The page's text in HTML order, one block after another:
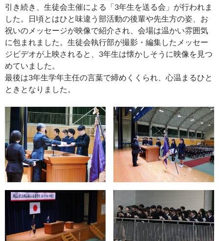
引き続き、生徒会主催による「3年生を送る会」が行われま
した。日頃とはひと味違う部活動の後輩や先生方の姿、お
祝いのメッセージが映像で紹介され、会場は温かい雰囲気
に包まれました。生徒会執行部が撮影・編集したメッセー
ジビデオが上映されると、3年生は懐かしそうに映像を見つ
めていました。
最後は3年生学年主任の言葉で締めくくられ、心温まるひと
ときとなりました。